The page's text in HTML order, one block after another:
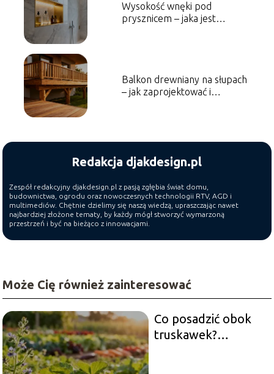
Wysokość wnęki pod
prysznicem – jaka jest
Balkon drewniany na słupach
– jak zaprojektować i
Redakcja djakdesign.pl
Zespół redakcyjny djakdesign.pl z pasją zgłębia świat domu,
budownictwa, ogrodu oraz nowoczesnych technologii RTV, AGD i
multimediów. Chętnie dzielimy się naszą wiedzą, upraszczając nawet
najbardziej złożone tematy, by każdy mógł stworzyć wymarzoną
przestrzeń i być na bieżąco z innowacjami.
Może Cię również zainteresować
Co posadzić obok
truskawek?